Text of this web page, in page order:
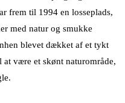
frem til 1994 en losseplads,
med natur og smukke
blevet dækket af et tykt
være et skønt naturområde,